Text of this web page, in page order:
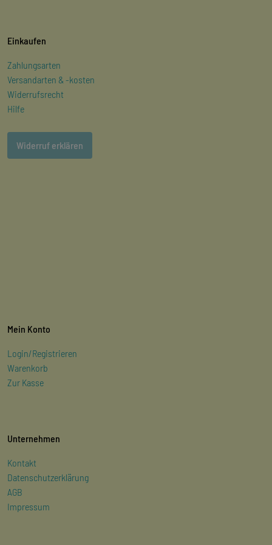
Einkaufen
Zahlungsarten
Versandarten & -kosten
Widerrufsrecht
Hilfe
Widerruf erklären
Mein Konto
Login/Registrieren
Warenkorb
Zur Kasse
Unternehmen
Kontakt
Datenschutzerklärung
AGB
Impressum